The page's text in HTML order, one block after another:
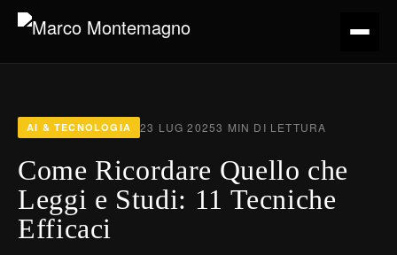
AI & TECNOLOGIA 23 LUG 20253 MIN DI LETTURA
Come Ricordare Quello che
Leggi e Studi: 11 Tecniche
Efficaci